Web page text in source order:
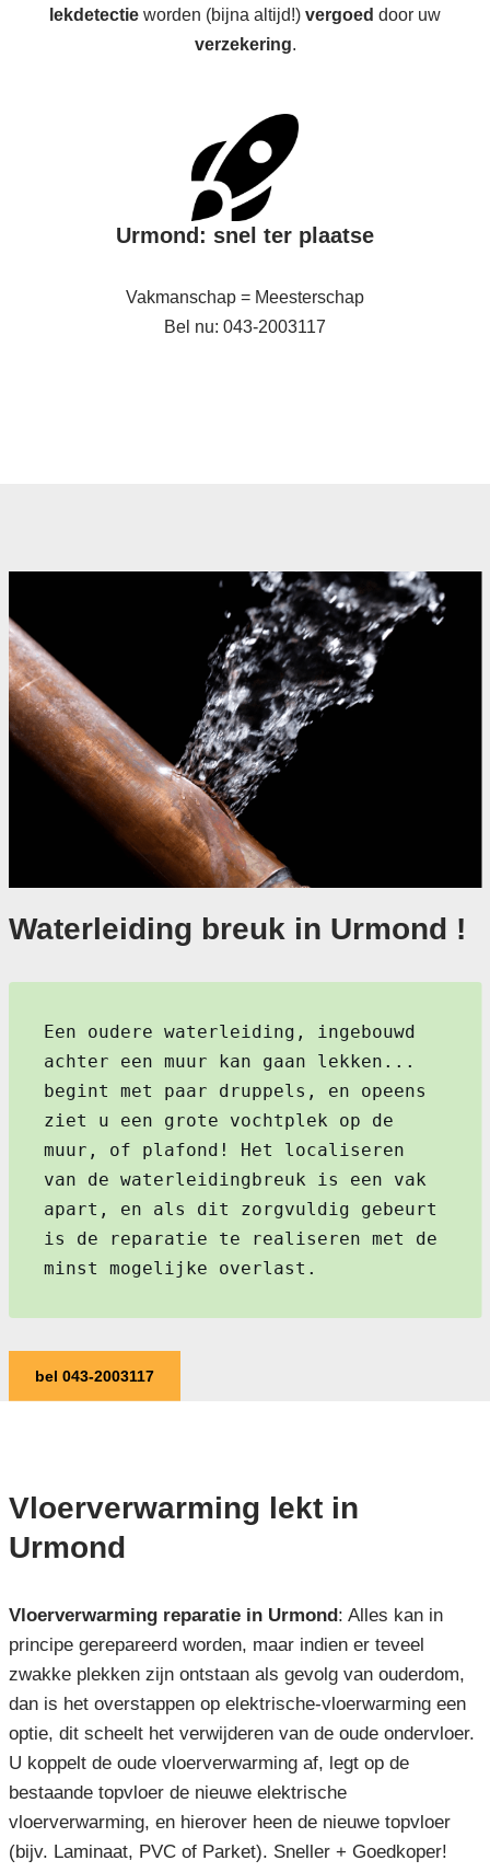
lekdetectie worden (bijna altijd!) vergoed door uw
verzekering.
Urmond: snel ter plaatse
Vakmanschap = Meesterschap
Bel nu: 043-2003117
Waterleiding breuk in Urmond !
Een oudere waterleiding, ingebouwd
achter een muur kan gaan lekken...
begint met paar druppels, en opeens
ziet u een grote vochtplek op de
muur, of plafond! Het localiseren
van de waterleidingbreuk is een vak
apart, en als dit zorgvuldig gebeurt
is de reparatie te realiseren met de
minst mogelijke overlast.
bel 043-2003117
Vloerverwarming lekt in
Urmond
Vloerverwarming reparatie in Urmond: Alles kan in
principe gerepareerd worden, maar indien er teveel
zwakke plekken zijn ontstaan als gevolg van ouderdom,
dan is het overstappen op elektrische-vloerwarming een
optie, dit scheelt het verwijderen van de oude ondervloer.
U koppelt de oude vloerverwarming af, legt op de
bestaande topvloer de nieuwe elektrische
vloerverwarming, en hierover heen de nieuwe topvloer
(bijv. Laminaat, PVC of Parket). Sneller + Goedkoper!